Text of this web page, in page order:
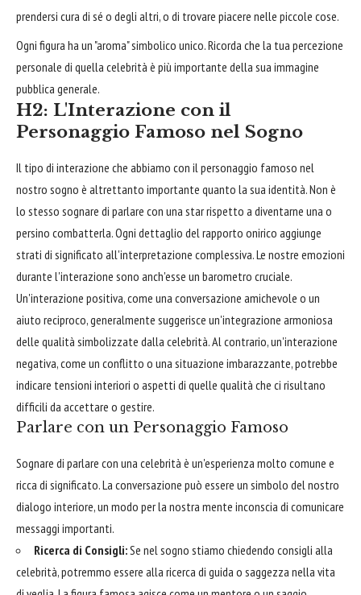
prendersi cura di sé o degli altri, o di trovare piacere nelle piccole cose.
Ogni figura ha un "aroma" simbolico unico. Ricorda che la tua percezione
personale di quella celebrità è più importante della sua immagine
pubblica generale.
H2: L'Interazione con il
Personaggio Famoso nel Sogno
Il tipo di interazione che abbiamo con il personaggio famoso nel
nostro sogno è altrettanto importante quanto la sua identità. Non è
lo stesso sognare di parlare con una star rispetto a diventarne una o
persino combatterla. Ogni dettaglio del rapporto onirico aggiunge
strati di significato all'interpretazione complessiva. Le nostre emozioni
durante l'interazione sono anch'esse un barometro cruciale.
Un'interazione positiva, come una conversazione amichevole o un
aiuto reciproco, generalmente suggerisce un'integrazione armoniosa
delle qualità simbolizzate dalla celebrità. Al contrario, un'interazione
negativa, come un conflitto o una situazione imbarazzante, potrebbe
indicare tensioni interiori o aspetti di quelle qualità che ci risultano
difficili da accettare o gestire.
Parlare con un Personaggio Famoso
Sognare di parlare con una celebrità è un'esperienza molto comune e
ricca di significato. La conversazione può essere un simbolo del nostro
dialogo interiore, un modo per la nostra mente inconscia di comunicare
messaggi importanti.
Ricerca di Consigli:Se nel sogno stiamo chiedendo consigli alla
celebrità, potremmo essere alla ricerca di guida o saggezza nella vita